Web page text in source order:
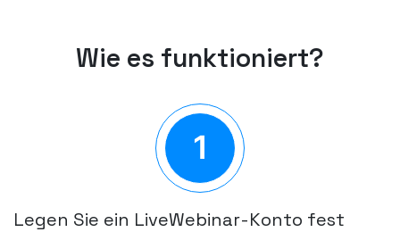
Wie es funktioniert?
Legen Sie ein LiveWebinar-Konto fest